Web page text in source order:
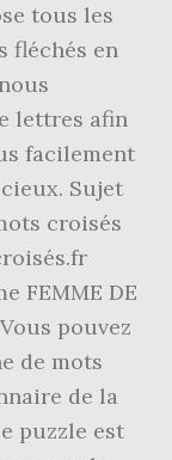
tous les
fléchés en
lettres afin
facilement
Sujet
croisés
FEMME DE
pouvez
de mots
de la
puzzle est